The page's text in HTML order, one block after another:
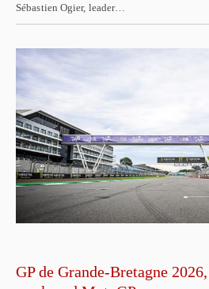
Sébastien Ogier, leader…
GP de Grande-Bretagne